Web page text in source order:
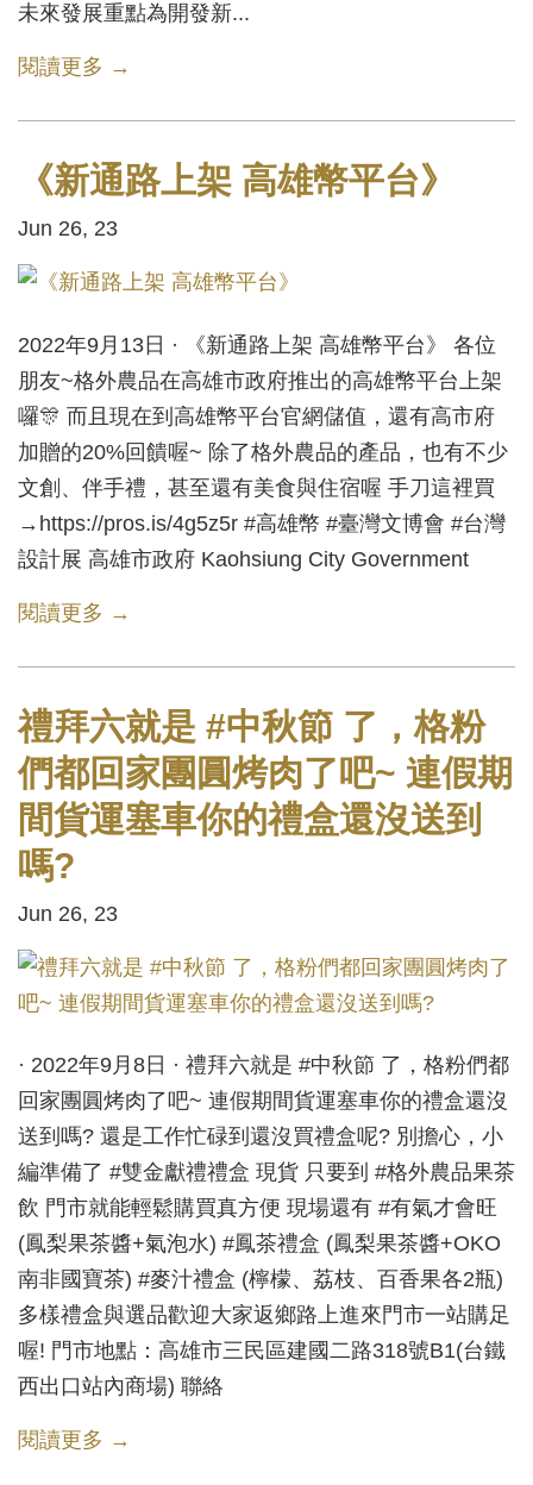
未來發展重點為開發新...
閱讀更多 →
《新通路上架 高雄幣平台》
Jun 26, 23
2022年9月13日 · 《新通路上架 高雄幣平台》 各位
朋友~格外農品在高雄市政府推出的高雄幣平台上架
囉🎊 而且現在到高雄幣平台官網儲值，還有高市府
加贈的20%回饋喔~ 除了格外農品的產品，也有不少
文創、伴手禮，甚至還有美食與住宿喔 手刀這裡買
→https://pros.is/4g5z5r #高雄幣 #臺灣文博會 #台灣
設計展 高雄市政府 Kaohsiung City Government
閱讀更多 →
禮拜六就是 #中秋節 了，格粉
們都回家團圓烤肉了吧~ 連假期
間貨運塞車你的禮盒還沒送到
嗎?
Jun 26, 23
· 2022年9月8日 · 禮拜六就是 #中秋節 了，格粉們都
回家團圓烤肉了吧~ 連假期間貨運塞車你的禮盒還沒
送到嗎? 還是工作忙碌到還沒買禮盒呢? 別擔心，小
編準備了 #雙金獻禮禮盒 現貨 只要到 #格外農品果茶
飲 門市就能輕鬆購買真方便 現場還有 #有氣才會旺
(鳳梨果茶醬+氣泡水) #鳳茶禮盒 (鳳梨果茶醬+OKO
南非國寶茶) #麥汁禮盒 (檸檬、荔枝、百香果各2瓶)
多樣禮盒與選品歡迎大家返鄉路上進來門市一站購足
喔! 門市地點：高雄市三民區建國二路318號B1(台鐵
西出口站內商場) 聯絡
閱讀更多 →